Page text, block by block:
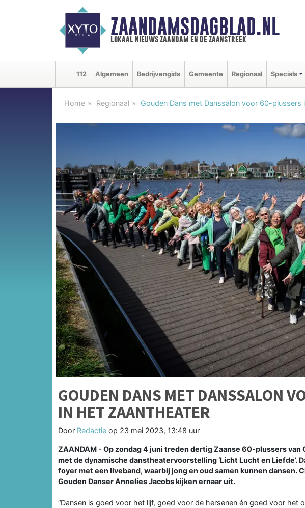
ZAANDAMSDAGBLAD.NL
lokaal nieuws zaandam en de zaanstreek
112 Algemeen Bedrijvengids Gemeente Regionaal Specials
Home Regionaal Gouden Dans met Danssalon voor 60-plussers
GOUDEN DANS MET DANSSALON
IN HET ZAANTHEATER
Door Redactie op 23 mei 2023, 13:48 uur
ZAANDAM - Op zondag 4 juni treden dertig Zaanse 60-plussers van
met de dynamische danstheatervoorstelling ‘Licht Lucht en Liefde’.
foyer met een liveband, waarbij jong en oud samen kunnen dansen.
Gouden Danser Annelies Jacobs kijken ernaar uit.
“Dansen is goed voor het lijf, goed voor de hersenen én goed voor het